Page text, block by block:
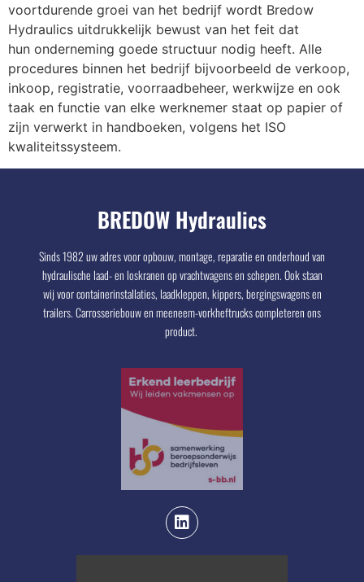
voortdurende groei van het bedrijf wordt Bredow
Hydraulics uitdrukkelijk bewust van het feit dat
hun onderneming goede structuur nodig heeft. Alle
procedures binnen het bedrijf bijvoorbeeld de verkoop,
inkoop, registratie, voorraadbeheer, werkwijze en ook
taak en functie van elke werknemer staat op papier of
zijn verwerkt in handboeken, volgens het ISO
kwaliteitssysteem.
BREDOW Hydraulics
Sinds 1982 uw adres voor opbouw, montage, reparatie en onderhoud van
hydraulische laad- en loskranen op vrachtwagens en schepen. Ook staan
wij voor containerinstallaties, laadkleppen, kippers, bergingswagens en
trailers. Carrosseriebouw en meeneem-vorkheftrucks completeren ons
product.